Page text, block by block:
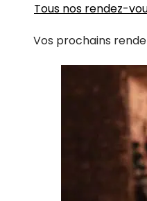
Tous nos rendez-
Vos prochains